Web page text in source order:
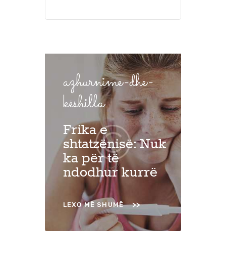
azhurnime-dhe-
këshilla
Frika e
shtatzënisë: Nuk
ka për të
ndodhur kurrë
LEXO MË SHUMË